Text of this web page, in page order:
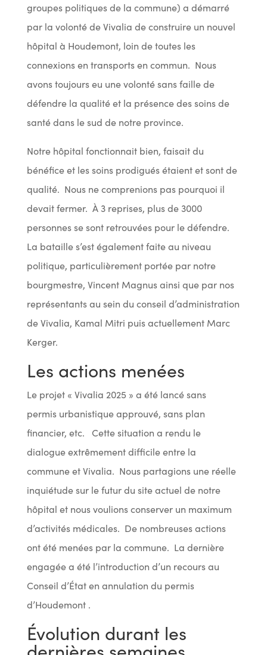
groupes politiques de la commune) a démarré
par la volonté de Vivalia de construire un nouvel
hôpital à Houdemont, loin de toutes les
connexions en transports en commun. Nous
avons toujours eu une volonté sans faille de
défendre la qualité et la présence des soins de
santé dans le sud de notre province.
Notre hôpital fonctionnait bien, faisait du
bénéfice et les soins prodigués étaient et sont de
qualité. Nous ne comprenions pas pourquoi il
devait fermer. À 3 reprises, plus de 3000
personnes se sont retrouvées pour le défendre.
La bataille s’est également faite au niveau
politique, particulièrement portée par notre
bourgmestre, Vincent Magnus ainsi que par nos
représentants au sein du conseil d’administration
de Vivalia, Kamal Mitri puis actuellement Marc
Kerger.
Les actions menées
Le projet « Vivalia 2025 » a été lancé sans
permis urbanistique approuvé, sans plan
financier, etc. Cette situation a rendu le
dialogue extrêmement difficile entre la
commune et Vivalia. Nous partagions une réelle
inquiétude sur le futur du site actuel de notre
hôpital et nous voulions conserver un maximum
d’activités médicales. De nombreuses actions
ont été menées par la commune. La dernière
engagée a été l’introduction d’un recours au
Conseil d’État en annulation du permis
d’Houdemont .
Évolution durant les